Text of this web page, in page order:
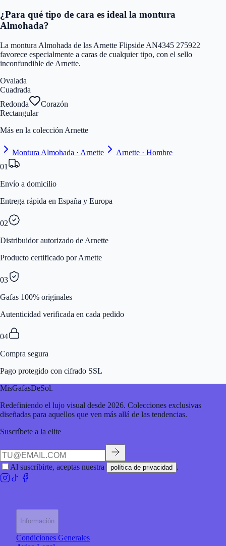
¿Para qué tipo de cara es ideal la montura
Almohada?
La montura Almohada de las Arnette Flipside AN4345 275922
favorece especialmente a caras de cualquier tipo, con el sello
inconfundible de Arnette.
Ovalada
Cuadrada
Redonda
Corazón
Rectangular
Más en la colección Arnette
Montura Almohada · Arnette
Arnette · Hombre
01
Envío a domicilio
Entrega rápida en España y Europa
02
Distribuidor autorizado de Arnette
Producto certificado por Arnette
03
Gafas 100% originales
Autenticidad verificada en cada pedido
04
Compra segura
Pago protegido con cifrado SSL
MisGafasDeSol.
Redefiniendo el lujo visual desde 2026. Colecciones exclusivas
diseñadas para aquellos que ven más allá de las tendencias.
Suscríbete a la elite
Al suscribirte, aceptas nuestra política de privacidad .
Información
Condiciones Generales